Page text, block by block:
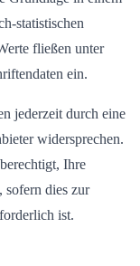
statistischen
fließen unter
ein.
jederzeit durch eine
widersprechen.
Ihre
sofern dies zur
ist.